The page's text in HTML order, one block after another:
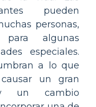
pueden
personas,
para algunas
especiales.
a lo que
un gran
un cambio